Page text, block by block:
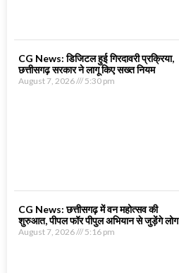
CG News: डिजिटल हुई गिरदावरी प्रक्रिया,
छत्तीसगढ़ सरकार ने लागू किए सख्त नियम
August 7, 2026 5:30 pm
CG News: छत्तीसगढ़ में वन महोत्सव की
शुरुआत, पीपल फॉर पीपुल अभियान से जुड़ेंगे लोग
August 7, 2026 5:16 pm